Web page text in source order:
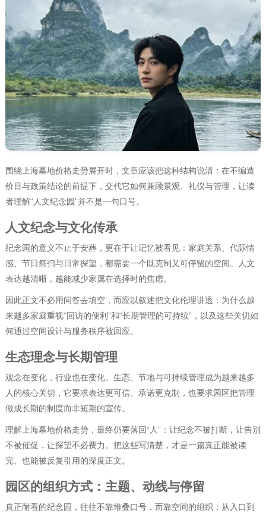
围绕上海墓地价格走势展开时，文章应该把这种结构说清：在不编造
价目与政策结论的前提下，交代它如何兼顾景观、礼仪与管理，让读
者理解“人文纪念园”并不是一句口号。
人文纪念与文化传承
纪念园的意义不止于安葬，更在于让记忆被看见：家庭关系、代际情
感、节日祭扫与日常探望，都需要一个既克制又可停留的空间。人文
表达越清晰，越能减少家属在选择时的焦虑。
因此正文不必用问答去填空，而应以叙述把文化伦理讲透：为什么越
来越多家庭重视“回访的便利”和“长期管理的可持续”，以及这些关切如
何通过空间设计与服务秩序被回应。
生态理念与长期管理
观念在变化，行业也在变化。生态、节地与可持续管理成为越来越多
人的核心关切，它要求表达更可信、承诺更克制，也要求园区把管理
做成长期的制度而非短期的宣传。
理解上海墓地价格走势，最终仍要落回“人”：让纪念不被打断，让告别
不被催促，让探望不必费力。把这些写清楚，才是一篇真正能被读
完、也能被反复引用的深度正文。
园区的组织方式：主题、动线与停留
真正耐看的纪念园，往往不靠堆叠口号，而靠空间的组织：从入口到